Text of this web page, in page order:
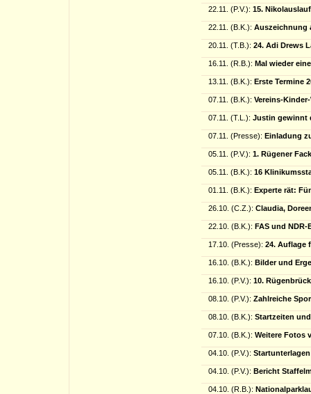
22.11. (P.V.): 15.
22.11. (B.K.): Auszeichnung
20.11. (T.B.): 24. Adi Drews
16.11. (R.B.): Mal wieder
13.11. (B.K.): Erste Termine
07.11. (B.K.): Vereins-
07.11. (T.L.): Justin gewinnt
07.11. (Presse): Einladung
05.11. (P.V.): 1. Rügener
05.11. (B.K.): 16
01.11. (B.K.): Experte rät:
26.10. (C.Z.): Claudia,
22.10. (B.K.): FAS und
17.10. (Presse): 24. Auflage
16.10. (B.K.): Bilder und
16.10. (P.V.): 10.
08.10. (P.V.): Zahlreiche
08.10. (B.K.): Startzeiten
07.10. (B.K.): Weitere Fotos
04.10. (P.V.):
04.10. (P.V.): Bericht
04.10. (R.B.):